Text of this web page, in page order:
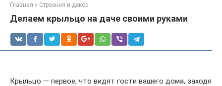
Главная » Строения и декор
Делаем крыльцо на даче своими руками
Крыльцо — первое, что видят гости вашего дома, заходя